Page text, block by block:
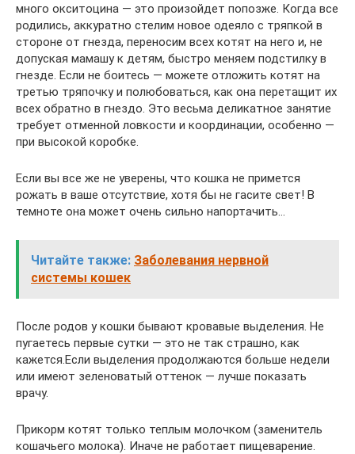
много окситоцина — это произойдет попозже. Когда все
родились, аккуратно стелим новое одеяло с тряпкой в
стороне от гнезда, переносим всех котят на него и, не
допуская мамашу к детям, быстро меняем подстилку в
гнезде. Если не боитесь — можете отложить котят на
третью тряпочку и полюбоваться, как она перетащит их
всех обратно в гнездо. Это весьма деликатное занятие
требует отменной ловкости и координации, особенно —
при высокой коробке.
Если вы все же не уверены, что кошка не примется
рожать в ваше отсутствие, хотя бы не гасите свет! В
темноте она может очень сильно напортачить…
Читайте также: Заболевания нервной
системы кошек
После родов у кошки бывают кровавые выделения. Не
пугаетесь первые сутки — это не так страшно, как
кажется.Если выделения продолжаются больше недели
или имеют зеленоватый оттенок — лучше показать
врачу.
Прикорм котят только теплым молочком (заменитель
кошачьего молока). Иначе не работает пищеварение.